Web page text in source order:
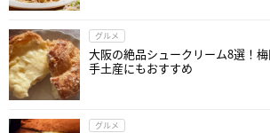
グルメ
大阪の絶品シュークリーム8選！
手土産にもおすすめ
グルメ